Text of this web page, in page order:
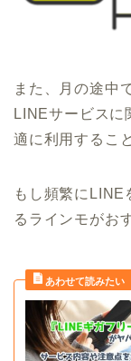
また、月の途中
LINEサービスに
適に利用するこ
もし頻繁にLINE
るラインモがお